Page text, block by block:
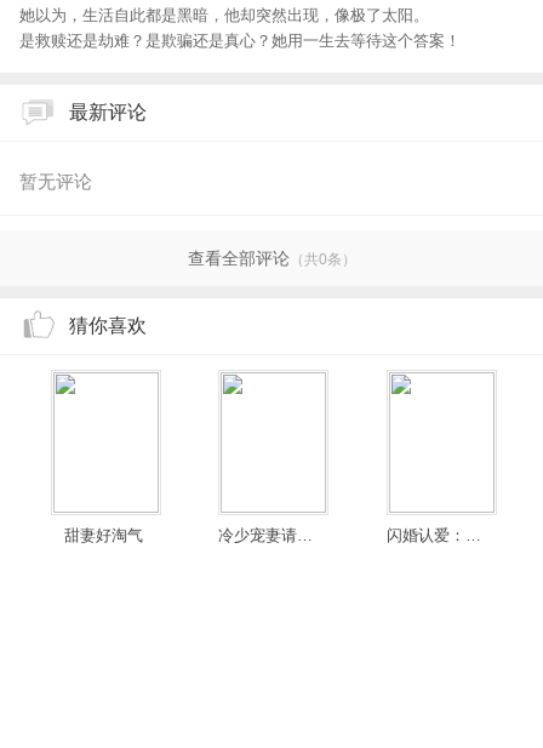
她以为，生活自此都是黑暗，他却突然出现，像极了太阳。
是救赎还是劫难？是欺骗还是真心？她用一生去等待这个答案！
最新评论
暂无评论
查看全部评论（共0条）
猜你喜欢
甜妻好淘气 冷少宠妻请用力 闪婚认爱：大叔，轻点宠